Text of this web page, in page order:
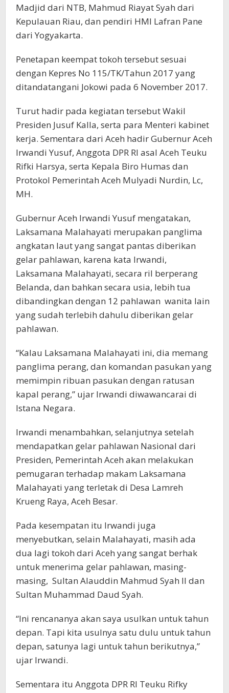
Madjid dari NTB, Mahmud Riayat Syah dari
Kepulauan Riau, dan pendiri HMI Lafran Pane
dari Yogyakarta.
Penetapan keempat tokoh tersebut sesuai
dengan Kepres No 115/TK/Tahun 2017 yang
ditandatangani Jokowi pada 6 November 2017.
Turut hadir pada kegiatan tersebut Wakil
Presiden Jusuf Kalla, serta para Menteri kabinet
kerja. Sementara dari Aceh hadir Gubernur Aceh
Irwandi Yusuf, Anggota DPR RI asal Aceh Teuku
Rifki Harsya, serta Kepala Biro Humas dan
Protokol Pemerintah Aceh Mulyadi Nurdin, Lc,
MH.
Gubernur Aceh Irwandi Yusuf mengatakan,
Laksamana Malahayati merupakan panglima
angkatan laut yang sangat pantas diberikan
gelar pahlawan, karena kata Irwandi,
Laksamana Malahayati, secara ril berperang
Belanda, dan bahkan secara usia, lebih tua
dibandingkan dengan 12 pahlawan wanita lain
yang sudah terlebih dahulu diberikan gelar
pahlawan.
“Kalau Laksamana Malahayati ini, dia memang
panglima perang, dan komandan pasukan yang
memimpin ribuan pasukan dengan ratusan
kapal perang,” ujar Irwandi diwawancarai di
Istana Negara.
Irwandi menambahkan, selanjutnya setelah
mendapatkan gelar pahlawan Nasional dari
Presiden, Pemerintah Aceh akan melakukan
pemugaran terhadap makam Laksamana
Malahayati yang terletak di Desa Lamreh
Krueng Raya, Aceh Besar.
Pada kesempatan itu Irwandi juga
menyebutkan, selain Malahayati, masih ada
dua lagi tokoh dari Aceh yang sangat berhak
untuk menerima gelar pahlawan, masing-
masing, Sultan Alauddin Mahmud Syah II dan
Sultan Muhammad Daud Syah.
“Ini rencananya akan saya usulkan untuk tahun
depan. Tapi kita usulnya satu dulu untuk tahun
depan, satunya lagi untuk tahun berikutnya,”
ujar Irwandi.
Sementara itu Anggota DPR RI Teuku Rifky